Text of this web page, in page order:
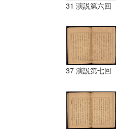
31 演説第六回
37 演説第七回